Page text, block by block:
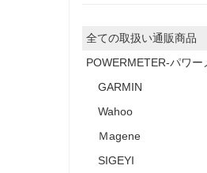
全ての取扱い通販商品
POWERMETER-パワー
GARMIN
Wahoo
Ｍagene
SIGEYI